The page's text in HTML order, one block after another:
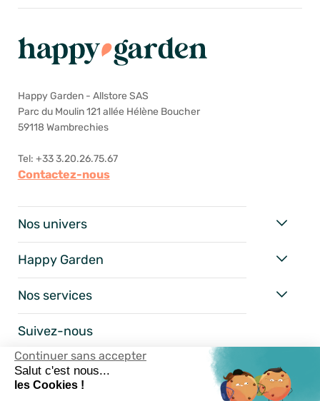
Continuer sans accepter
Salut c'est nous...
les Cookies !
Happy Garden - Allstore SAS
Parc du Moulin 121 allée Hélène Boucher
59118 Wambrechies
Tel: +33 3.20.26.75.67
Contactez-nous
Nos univers
Happy Garden
Nos services
Suivez-nous